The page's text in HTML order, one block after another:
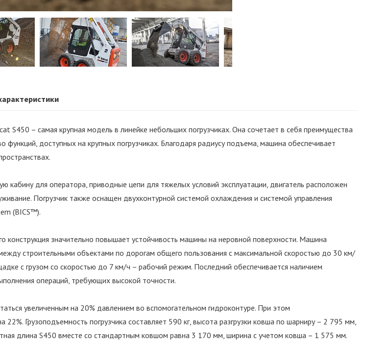
S450 – самая крупная модель в линейке небольших погрузчиках. Она сочетает в себя преимущества
функций, доступных на крупных погрузчиках. Благодаря радиусу подъема, машина обеспечивает
кабину для оператора, приводные цепи для тяжелых условий эксплуатации, двигатель расположен
Погрузчик также оснащен двухконтурной системой охлаждения и системой управления
(BICS™).
конструкция значительно повышает устойчивость машины на неровной поверхности. Машина
строительными объектами по дорогам общего пользования с максимальной скоростью до 30 км/
с грузом со скоростью до 7 км/ч – рабочий режим. Последний обеспечивается наличием
операций, требующих высокой точности.
увеличенным на 20% давлением во вспомогательном гидроконтуре. При этом
22%. Грузоподъемность погрузчика составляет 590 кг, высота разгрузки ковша по шарниру – 2 795 мм,
длина S450 вместе со стандартным ковшом равна 3 170 мм, ширина с учетом ковша – 1 575 мм.